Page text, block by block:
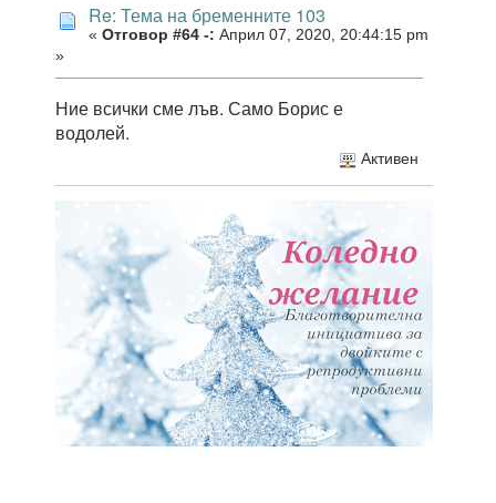
Re: Тема на бременните 103
« Отговор #64 -: Април 07, 2020, 20:44:15 pm
»
Ние всички сме лъв. Само Борис е
водолей.
Активен